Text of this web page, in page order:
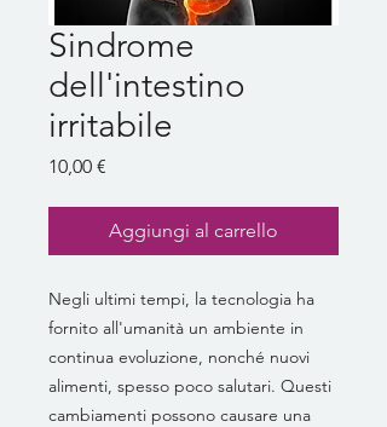
Sindrome
dell'intestino
irritabile
10,00 €
Aggiungi al carrello
Negli ultimi tempi, la tecnologia ha
fornito all'umanità un ambiente in
continua evoluzione, nonché nuovi
alimenti, spesso poco salutari. Questi
cambiamenti possono causare una